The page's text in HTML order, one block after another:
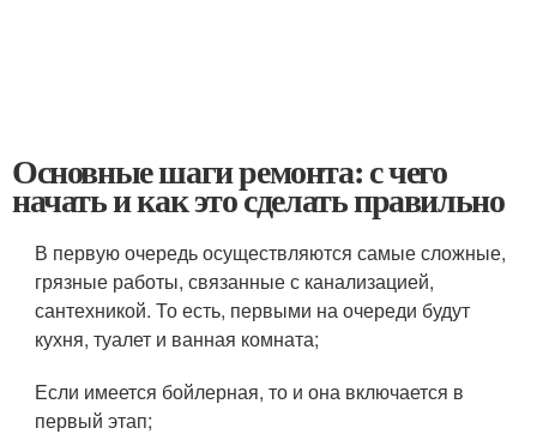
Основные шаги ремонта: с чего
начать и как это сделать правильно
В первую очередь осуществляются самые сложные,
грязные работы, связанные с канализацией,
сантехникой. То есть, первыми на очереди будут
кухня, туалет и ванная комната;
Если имеется бойлерная, то и она включается в
первый этап;